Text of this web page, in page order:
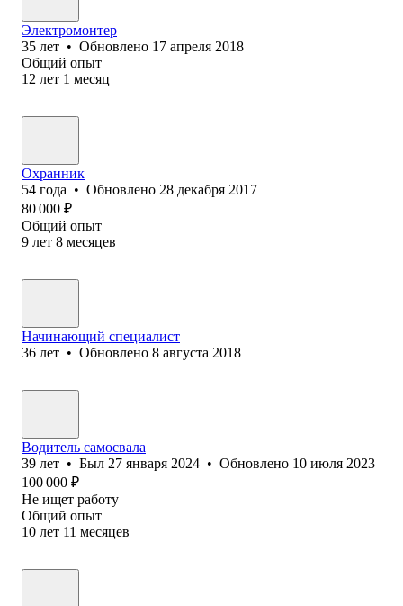
Электромонтер
35 лет • Обновлено 17 апреля 2018
Общий опыт
12 лет 1 месяц
Охранник
54 года • Обновлено 28 декабря 2017
80 000 ₽
Общий опыт
9 лет 8 месяцев
Начинающий специалист
36 лет • Обновлено 8 августа 2018
Водитель самосвала
39 лет • Был 27 января 2024 • Обновлено 10 июля 2023
100 000 ₽
Не ищет работу
Общий опыт
10 лет 11 месяцев